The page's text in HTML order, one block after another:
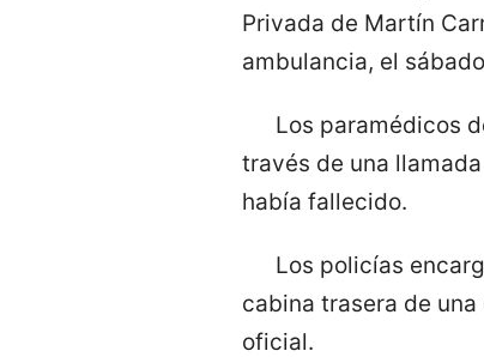
Privada de Martín
ambulancia, el
Los paramédicos
través de una
había fallecido.
Los policías
cabina trasera de
oficial.